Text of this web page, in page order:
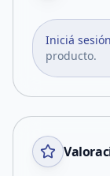
Iniciá sesión
producto.